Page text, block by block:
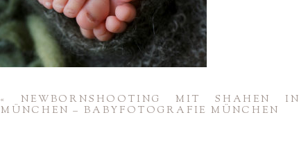
«
NEWBORN­SHOO­TING MIT SHAHEN IN
MÜNCHEN – BABY­FO­TO­GRAFIE MÜNCHEN